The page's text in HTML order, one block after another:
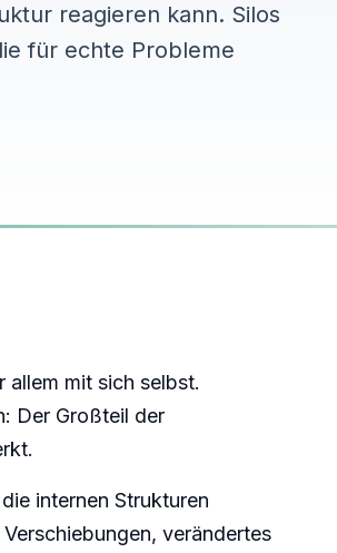
reagieren kann. Silos
für echte Probleme
mit sich selbst.
Der Großteil der
internen Strukturen
verändertes